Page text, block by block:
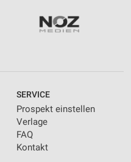
SERVICE
Prospekt einstellen
Verlage
FAQ
Kontakt